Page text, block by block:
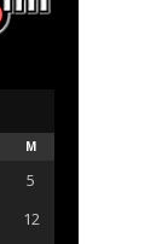
M
5
12